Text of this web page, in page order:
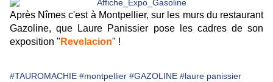
Après Nîmes c'est à Montpellier, sur les murs du restaurant
Gazoline, que Laure Panissier pose les cadres de son
exposition " Revelacion" !
#TAUROMACHIE #montpellier #GAZOLINE #laure panissier